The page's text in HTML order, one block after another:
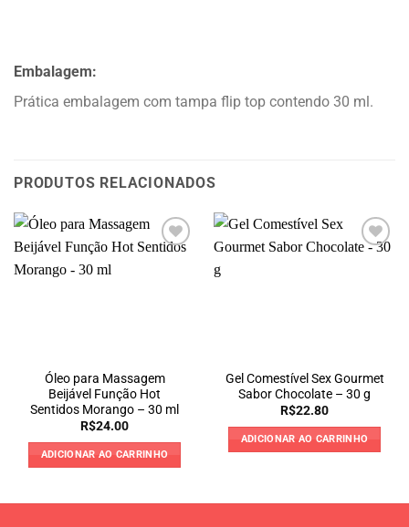
Embalagem:
Prática embalagem com tampa flip top contendo 30 ml.
PRODUTOS RELACIONADOS
Óleo para Massagem
Beijável Função Hot
Sentidos Morango – 30 ml
R$24.00
ADICIONAR AO CARRINHO
Gel Comestível Sex Gourmet
Sabor Chocolate – 30 g
R$22.80
ADICIONAR AO CARRINHO